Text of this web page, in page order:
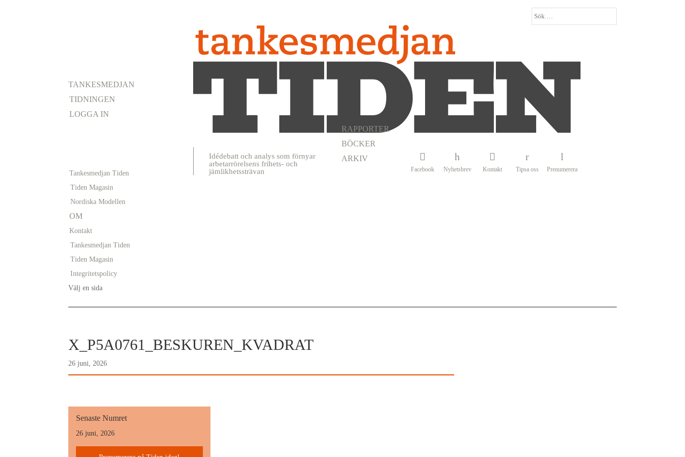
Idédebatt och analys som förnyar
arbetarrörelsens frihets- och
jämlikhetssträvan
Facebook Nyhetsbrev Kontakt Tipsa oss Prenumerera
TANKESMEDJAN
TIDNINGEN
LOGGA IN
RAPPORTER
BÖCKER
ARKIV
Tankesmedjan Tiden
Tiden Magasin
Nordiska Modellen
OM
Kontakt
Tankesmedjan Tiden
Tiden Magasin
Integritetspolicy
Välj en sida
X_P5A0761_BESKUREN_KVADRAT
26 juni, 2026
Senaste Numret
26 juni, 2026